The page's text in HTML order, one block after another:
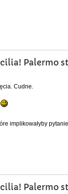
Palermo
Cudne.
implikowałyby
Palermo